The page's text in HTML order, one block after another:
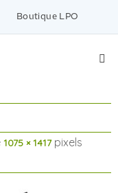
Boutique LPO
1075 × 1417pixels